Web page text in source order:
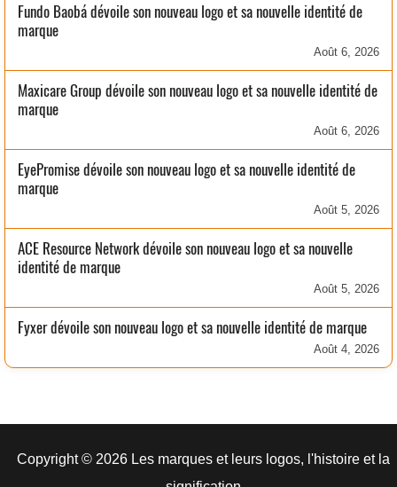
Fundo Baobá dévoile son nouveau logo et sa nouvelle identité de
marque
Août 6, 2026
Maxicare Group dévoile son nouveau logo et sa nouvelle identité de
marque
Août 6, 2026
EyePromise dévoile son nouveau logo et sa nouvelle identité de
marque
Août 5, 2026
ACE Resource Network dévoile son nouveau logo et sa nouvelle
identité de marque
Août 5, 2026
Fyxer dévoile son nouveau logo et sa nouvelle identité de marque
Août 4, 2026
Copyright © 2026 Les marques et leurs logos, l'histoire et la